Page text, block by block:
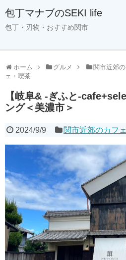
包丁マナブのSEKI life
包丁・刃物・おすすめ関市
ホーム グルメ 関市近郊
ェ・喫茶
【岐阜& -ぎふと-
ング＜美濃市＞
2024/9/9 関市近郊のカフ